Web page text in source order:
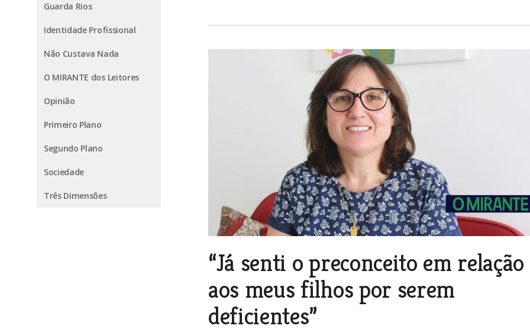
Guarda Rios
Identidade Profissional
Não Custava Nada
O MIRANTE dos Leitores
Opinião
Primeiro Plano
Segundo Plano
Sociedade
Três Dimensões
“Já senti o preconceito em relação
aos meus filhos por serem
deficientes”